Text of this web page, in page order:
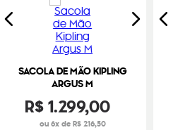
SACOLA DE MÃO KIPLING
ARGUS M
R$1.299,00
ou 6x de R$ 216,50